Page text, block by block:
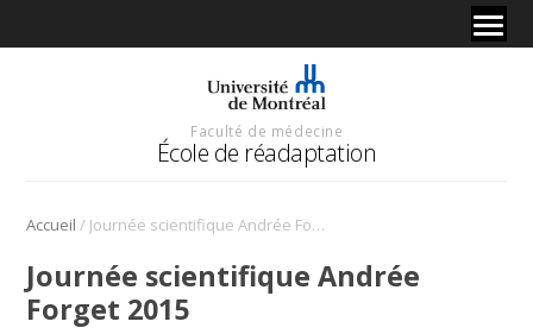
Faculté de médecine
École de réadaptation
Accueil / Journée scientifique Andrée Forget 2015
Journée scientifique Andrée
Forget 2015